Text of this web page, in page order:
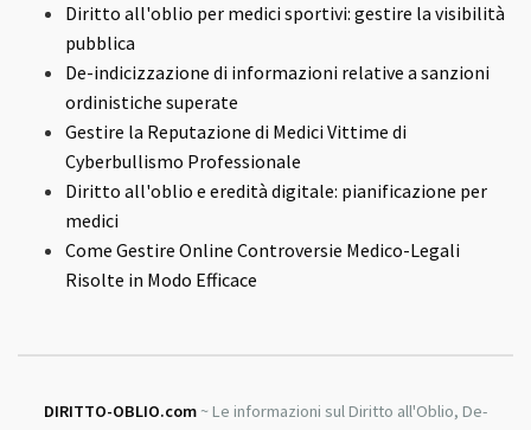
Diritto all'oblio per medici sportivi: gestire la visibilità
pubblica
De-indicizzazione di informazioni relative a sanzioni
ordinistiche superate
Gestire la Reputazione di Medici Vittime di
Cyberbullismo Professionale
Diritto all'oblio e eredità digitale: pianificazione per
medici
Come Gestire Online Controversie Medico-Legali
Risolte in Modo Efficace
DIRITTO-OBLIO.com ~ Le informazioni sul Diritto all'Oblio, De-